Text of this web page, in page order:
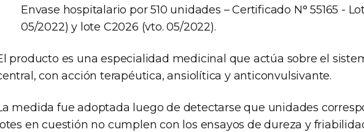
Envase hospitalario por 510 unidades – Certificado N° 55165 -
05/2022) y lote C2026 (vto. 05/2022).
producto es una especialidad medicinal que actúa sobre el
con acción terapéutica, ansiolítica y anticonvulsivante.
medida fue adoptada luego de detectarse que unidades
lotes en cuestión no cumplen con los ensayos de dureza y